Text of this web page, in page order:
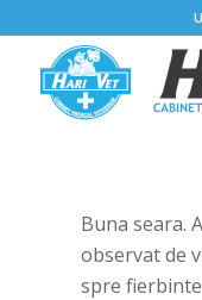
Buna seara.
observat de
spre